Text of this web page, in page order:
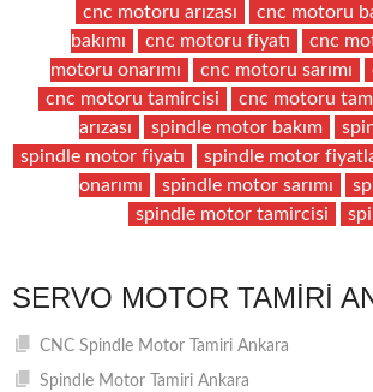
cnc motoru arızası cnc motoru
bakımı
cnc motoru fiyatı cnc
motoru onarımı
cnc motoru sarımı
cnc motoru tamircisi
cnc motoru
arızası
spindle motor bakım
spindle motor fiyatı
spindle motor
onarımı
spindle motor sarımı
spindle motor tamircisi
SERVO MOTOR TAMIRI
CNC Spindle Motor Tamiri Ankara
Spindle Motor Tamiri Ankara